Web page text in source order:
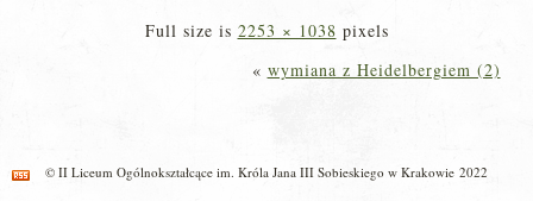
Full size is 2253 × 1038 pixels
« wymiana z Heidelbergiem (2)
© II Liceum Ogólnokształcące im. Króla Jana III Sobieskiego w Krakowie 2022